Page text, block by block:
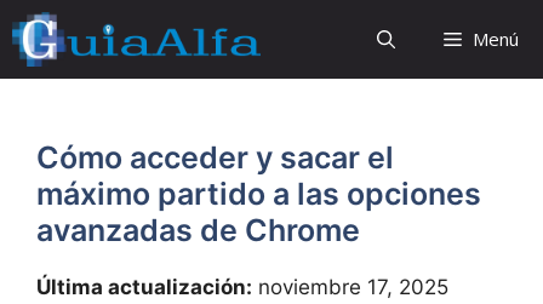
Saltar
al
contenido
Menú
Cómo acceder y sacar el
máximo partido a las opciones
avanzadas de Chrome
Última actualización: noviembre 17, 2025